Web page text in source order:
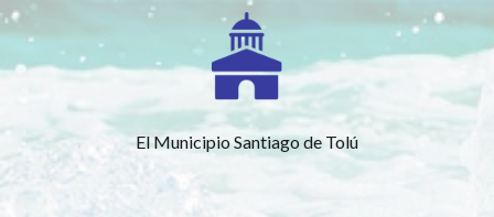
El Municipio Santiago de Tolú